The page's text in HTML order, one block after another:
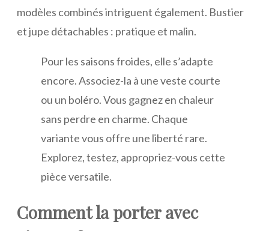
modèles combinés intriguent également. Bustier
et jupe détachables : pratique et malin.
Pour les saisons froides, elle s’adapte
encore. Associez-la à une veste courte
ou un boléro. Vous gagnez en chaleur
sans perdre en charme. Chaque
variante vous offre une liberté rare.
Explorez, testez, appropriez-vous cette
pièce versatile.
Comment la porter avec